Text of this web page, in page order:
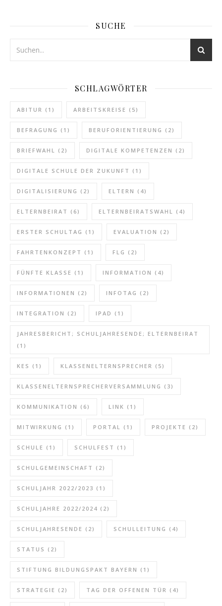
SUCHE
SCHLAGWÖRTER
ABITUR (1) ARBEITSKREISE (5)
BEFRAGUNG (1) BERUFORIENTIERUNG (2)
BRIEFWAHL (2) DIGITALE KOMPETENZEN (2)
DIGITALE SCHULE DER ZUKUNFT (1)
DIGITALISIERUNG (2) ELTERN (4)
ELTERNBEIRAT (6) ELTERNBEIRATSWAHL (4)
ERSTER SCHULTAG (1) EVALUATION (2)
FAHRTENKONZEPT (1) FLG (2)
FÜNFTE KLASSE (1) INFORMATION (4)
INFORMATIONEN (2) INFOTAG (2)
INTEGRATION (2) IPAD (1)
JAHRESBERICHT; SCHULJAHRESENDE; ELTERNBEIRAT
(1)
KES (1) KLASSENELTERNSPRECHER (5)
KLASSENELTERNSPRECHERVERSAMMLUNG (3)
KOMMUNIKATION (6) LINK (1)
MITWIRKUNG (1) PORTAL (1) PROJEKTE (2)
SCHULE (1) SCHULFEST (1)
SCHULGEMEINSCHAFT (2)
SCHULJAHR 2022/2023 (1)
SCHULJAHRE 2022/2024 (2)
SCHULJAHRESENDE (2) SCHULLEITUNG (4)
STATUS (2)
STIFTUNG BILDUNGSPAKT BAYERN (1)
STRATEGIE (2) TAG DER OFFENEN TÜR (4)